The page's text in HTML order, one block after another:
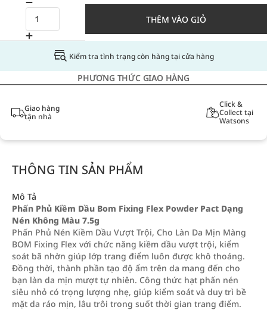
THÊM VÀO GIỎ
Kiểm tra tình trạng còn hàng tại cửa hàng
PHƯƠNG THỨC GIAO HÀNG
Giao hàng
tận nhà
Click &
Collect tại
Watsons
THÔNG TIN SẢN PHẨM
Mô Tả
Phấn Phủ Kiềm Dầu Bom Fixing Flex Powder Pact Dạng
Nén Không Màu 7.5g
Phấn Phủ Nén Kiềm Dầu Vượt Trội, Cho Làn Da Mịn Màng
BOM Fixing Flex với chức năng kiềm dầu vượt trội, kiểm
soát bã nhờn giúp lớp trang điểm luôn được khô thoáng.
Đồng thời, thành phần tạo độ ẩm trên da mang đến cho
bạn làn da mịn mượt tự nhiên. Công thức hạt phấn nén
siêu nhỏ có trọng lượng nhẹ, giúp kiểm soát và duy trì bề
mặt da ráo mịn, lâu trôi trong suốt thời gian trang điểm.